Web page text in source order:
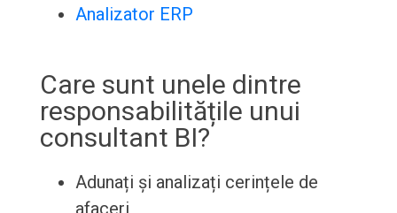
Analizator ERP
Care sunt unele dintre
responsabilitățile unui
consultant BI?
Adunați și analizați cerințele de
afaceri